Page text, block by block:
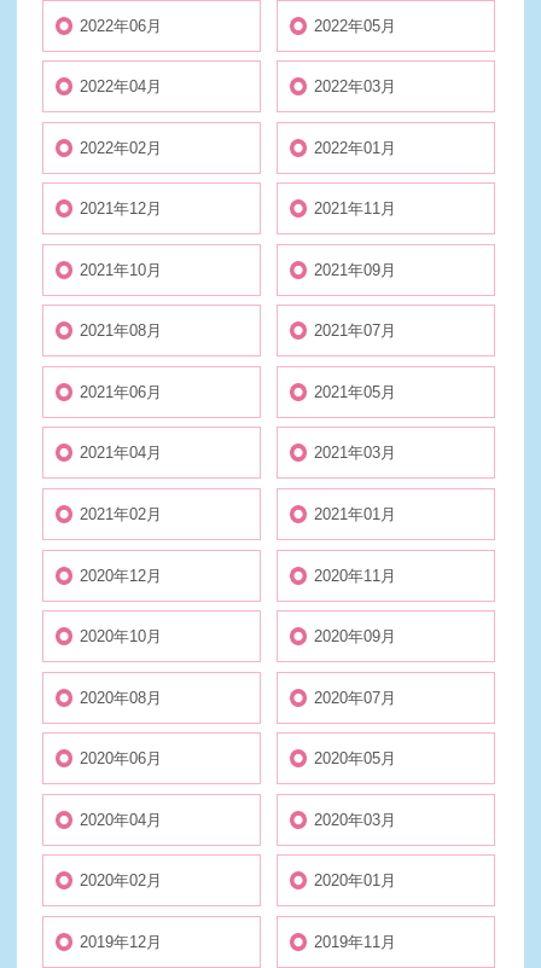
2022年06月 2022年05月
2022年04月 2022年03月
2022年02月 2022年01月
2021年12月 2021年11月
2021年10月 2021年09月
2021年08月 2021年07月
2021年06月 2021年05月
2021年04月 2021年03月
2021年02月 2021年01月
2020年12月 2020年11月
2020年10月 2020年09月
2020年08月 2020年07月
2020年06月 2020年05月
2020年04月 2020年03月
2020年02月 2020年01月
2019年12月 2019年11月